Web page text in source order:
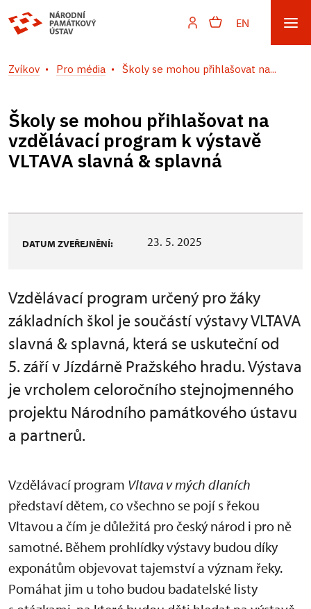
EN
Zvíkov Pro média Školy se mohou přihlašovat na...
Školy se mohou přihlašovat na
vzdělávací program k výstavě
VLTAVA slavná & splavná
DATUM ZVEŘEJNĚNÍ: 23. 5. 2025
Vzdělávací program určený pro žáky
základních škol je součástí výstavy VLTAVA
slavná & splavná, která se uskuteční od
5. září v Jízdárně Pražského hradu. Výstava
je vrcholem celoročního stejnojmenného
projektu Národního památkového ústavu
a partnerů.
Vzdělávací program Vltava v mých dlaních
představí dětem, co všechno se pojí s řekou
Vltavou a čím je důležitá pro český národ i pro ně
samotné. Během prohlídky výstavy budou díky
exponátům objevovat tajemství a význam řeky.
Pomáhat jim u toho budou badatelské listy